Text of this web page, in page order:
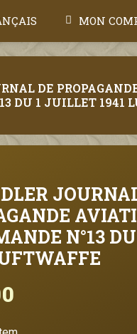
MON
DE
DU 1 JUILLET 1941
N°13